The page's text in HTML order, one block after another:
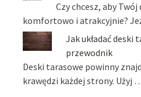
Czy chcesz, aby
komfortowo i atrakcyjnie?
Jak układać deski
przewodnik
Deski tarasowe powinny
krawędzi każdej strony. Użyj